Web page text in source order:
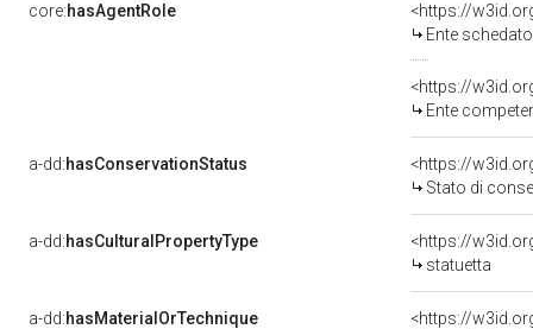
core:hasAgentRole
<https://
Ente schedatore
<https://
Ente competente per
a-dd:hasConservationStatus
<https://
Stato di
a-dd:hasCulturalPropertyType
statuetta
a-dd:hasMaterialOrTechnique
<https://